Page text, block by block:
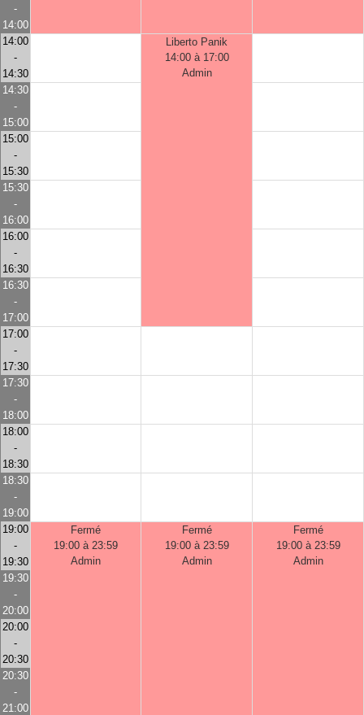
-
14:00
14:00
-
14:30
Liberto Panik
14:00 à 17:00
Admin
14:30
-
15:00
15:00
-
15:30
15:30
-
16:00
16:00
-
16:30
16:30
-
17:00
17:00
-
17:30
17:30
-
18:00
18:00
-
18:30
18:30
-
19:00
19:00
-
19:30
Fermé
19:00 à 23:59
Admin
Fermé
19:00 à 23:59
Admin
Fermé
19:00 à 23:59
Admin
19:30
-
20:00
20:00
-
20:30
20:30
-
21:00